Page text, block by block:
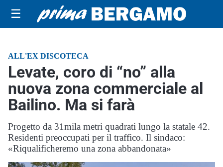
☰
ALL'EX DISCOTECA
Levate, coro di “no” alla
nuova zona commerciale al
Bailino. Ma si farà
Progetto da 31mila metri quadrati lungo la statale 42.
Residenti preoccupati per il traffico. Il sindaco:
«Riqualificheremo una zona abbandonata»